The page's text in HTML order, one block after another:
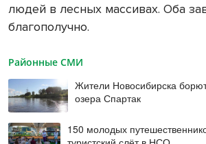
людей в лесных массивах. Оба
благополучно.
Районные СМИ
Жители Новосибирска
озера Спартак
150 молодых